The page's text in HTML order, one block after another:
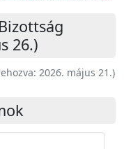
26.)
2026. május 21.)